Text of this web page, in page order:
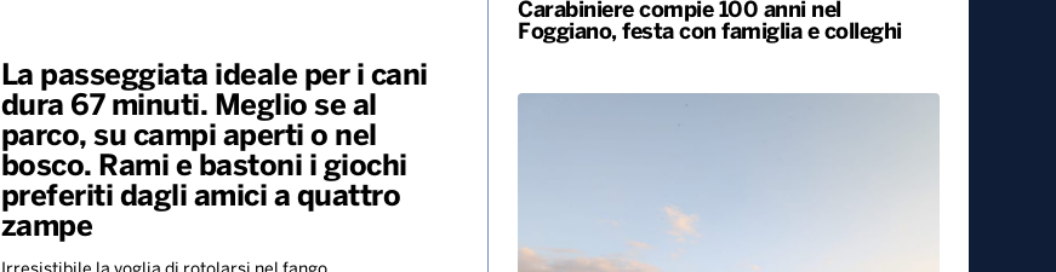
La passeggiata ideale per i cani
dura 67 minuti. Meglio se al
parco, su campi aperti o nel
bosco. Rami e bastoni i giochi
preferiti dagli amici a quattro
zampe
Carabiniere compie 100 anni nel
Foggiano, festa con famiglia e colleghi